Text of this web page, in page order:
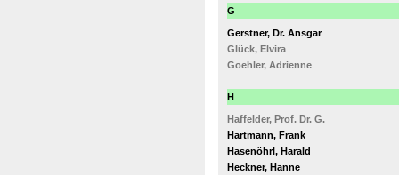
G
Gerstner, Dr. Ansgar
Glück, Elvira
Goehler, Adrienne
H
Haffelder, Prof. Dr. G.
Hartmann, Frank
Hasenöhrl, Harald
Heckner, Hanne